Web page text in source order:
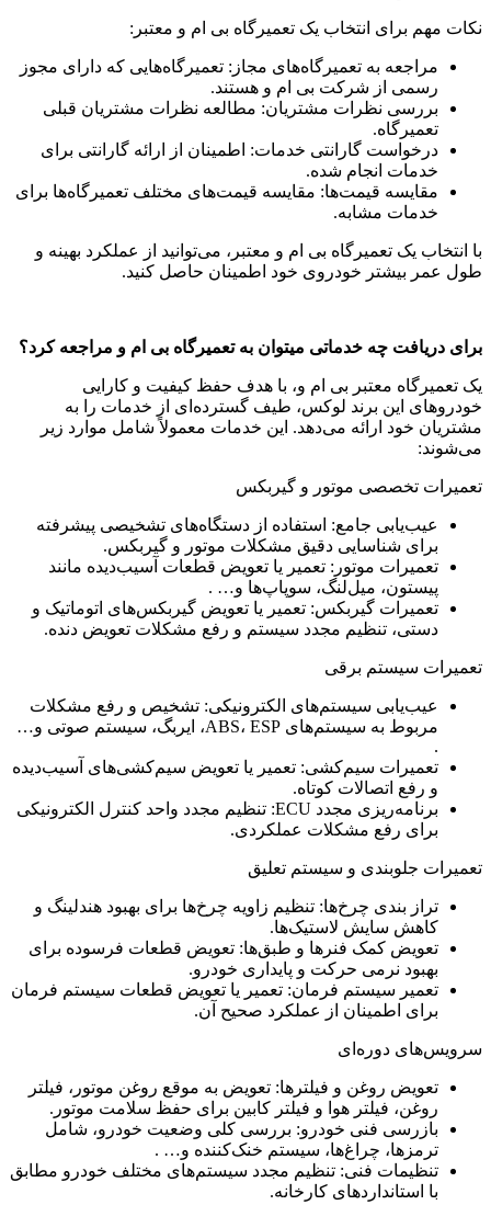
نکات مهم برای انتخاب یک تعمیرگاه بی ام و معتبر:
مراجعه به تعمیرگاه‌های مجاز: تعمیرگاه‌هایی که دارای مجوز
رسمی از شرکت بی ام و هستند.
بررسی نظرات مشتریان: مطالعه نظرات مشتریان قبلی
تعمیرگاه.
درخواست گارانتی خدمات: اطمینان از ارائه گارانتی برای
خدمات انجام شده.
مقایسه قیمت‌ها: مقایسه قیمت‌های مختلف تعمیرگاه‌ها برای
خدمات مشابه.
با انتخاب یک تعمیرگاه بی ام و معتبر، می‌توانید از عملکرد بهینه و
طول عمر بیشتر خودروی خود اطمینان حاصل کنید.
برای دریافت چه خدماتی میتوان به تعمیرگاه بی ام و مراجعه کرد؟
یک تعمیرگاه معتبر بی ام و، با هدف حفظ کیفیت و کارایی
خودروهای این برند لوکس، طیف گسترده‌ای از خدمات را به
مشتریان خود ارائه می‌دهد. این خدمات معمولاً شامل موارد زیر
می‌شوند:
تعمیرات تخصصی موتور و گیربکس
عیب‌یابی جامع: استفاده از دستگاه‌های تشخیصی پیشرفته
برای شناسایی دقیق مشکلات موتور و گیربکس.
تعمیرات موتور: تعمیر یا تعویض قطعات آسیب‌دیده مانند
پیستون، میل‌لنگ، سوپاپ‌ها و… .
تعمیرات گیربکس: تعمیر یا تعویض گیربکس‌های اتوماتیک و
دستی، تنظیم مجدد سیستم و رفع مشکلات تعویض دنده.
تعمیرات سیستم برقی
عیب‌یابی سیستم‌های الکترونیکی: تشخیص و رفع مشکلات
مربوط به سیستم‌های ABS، ESP، ایربگ، سیستم صوتی و…
.
تعمیرات سیم‌کشی: تعمیر یا تعویض سیم‌کشی‌های آسیب‌دیده
و رفع اتصالات کوتاه.
برنامه‌ریزی مجدد ECU: تنظیم مجدد واحد کنترل الکترونیکی
برای رفع مشکلات عملکردی.
تعمیرات جلوبندی و سیستم تعلیق
تراز بندی چرخ‌ها: تنظیم زاویه چرخ‌ها برای بهبود هندلینگ و
کاهش سایش لاستیک‌ها.
تعویض کمک فنرها و طبق‌ها: تعویض قطعات فرسوده برای
بهبود نرمی حرکت و پایداری خودرو.
تعمیر سیستم فرمان: تعمیر یا تعویض قطعات سیستم فرمان
برای اطمینان از عملکرد صحیح آن.
سرویس‌های دوره‌ای
تعویض روغن و فیلترها: تعویض به موقع روغن موتور، فیلتر
روغن، فیلتر هوا و فیلتر کابین برای حفظ سلامت موتور.
بازرسی فنی خودرو: بررسی کلی وضعیت خودرو، شامل
ترمزها، چراغ‌ها، سیستم خنک‌کننده و… .
تنظیمات فنی: تنظیم مجدد سیستم‌های مختلف خودرو مطابق
با استانداردهای کارخانه.